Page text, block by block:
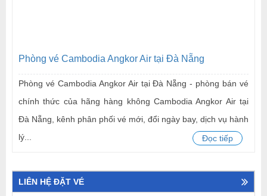
Phòng vé Cambodia Angkor Air tại Đà Nẵng
Phòng vé Cambodia Angkor Air tại Đà Nẵng - phòng bán vé
chính thức của hãng hàng không Cambodia Angkor Air tại
Đà Nẵng, kênh phân phối vé mới, đổi ngày bay, dịch vụ hành
lý...
Đọc tiếp
LIÊN HỆ ĐẶT VÉ